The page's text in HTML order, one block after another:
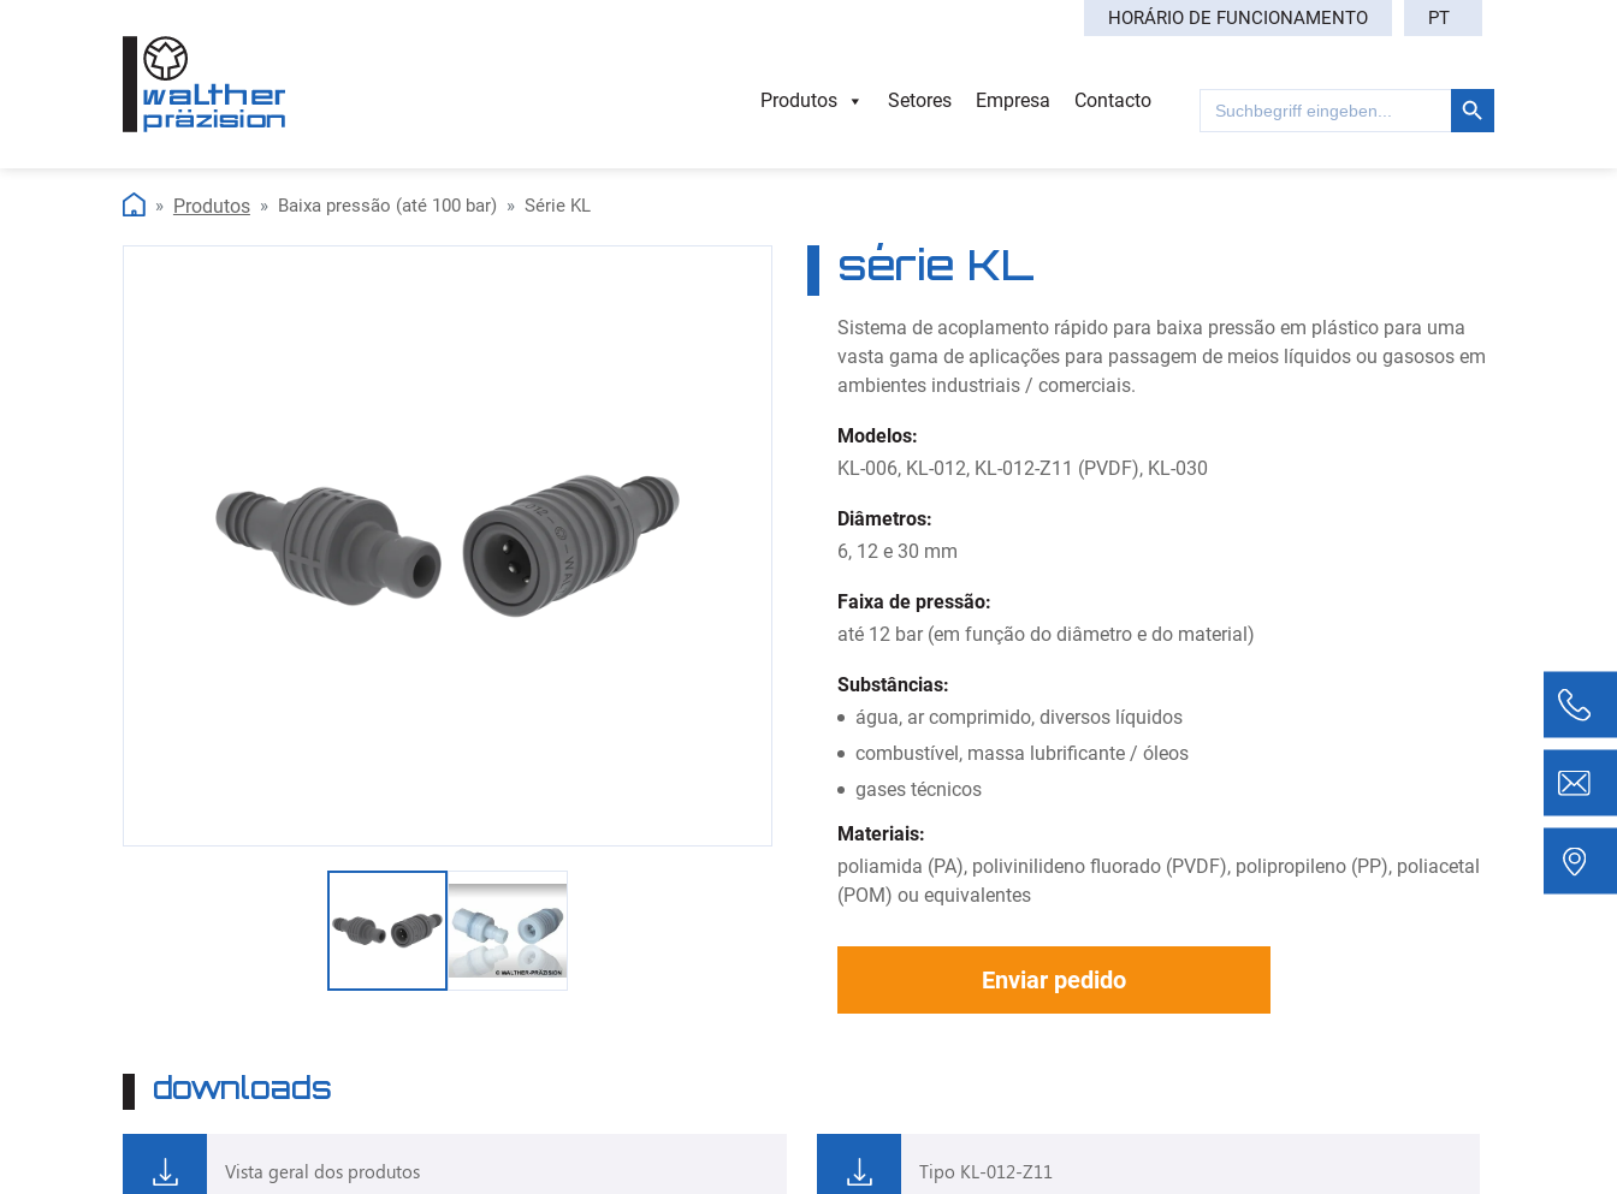
HORÁRIO DE FUNCIONAMENTO PT
Produtos Setores Empresa Contacto
Search
for:
Search Button
Produtos Baixa pressão (até 100 bar) Série KL
série KL
Sistema de acoplamento rápido para baixa pressão em plástico para uma
vasta gama de aplicações para passagem de meios líquidos ou gasosos em
ambientes industriais / comerciais.
Modelos:
KL-006, KL-012, KL-012-Z11 (PVDF), KL-030
Diâmetros:
6, 12 e 30 mm
Faixa de pressão:
até 12 bar (em função do diâmetro e do material)
Substâncias:
água, ar comprimido, diversos líquidos
combustível, massa lubrificante / óleos
gases técnicos
Materiais:
poliamida (PA), polivinilideno fluorado (PVDF), polipropileno (PP), poliacetal
(POM) ou equivalentes
Enviar pedido
downloads
Vista geral dos produtos Tipo KL-012-Z11